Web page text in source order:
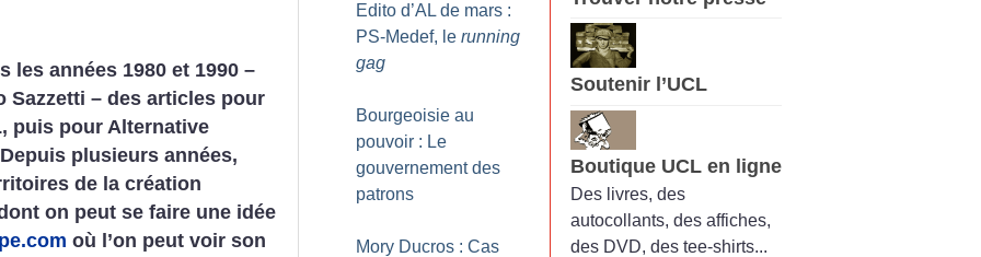
les années 1980 et 1990 –
Sazzetti – des articles pour
puis pour Alternative
plusieurs années,
de la création
on peut se faire une idée
où l’on peut voir son
Edito d’AL de mars :
PS-Medef, le running
gag
Bourgeoisie au
pouvoir : Le
gouvernement des
patrons
Mory Ducros : Cas
Soutenir l’UCL
Boutique UCL en ligne
Des livres, des
autocollants, des affiches,
des DVD, des tee-shirts...